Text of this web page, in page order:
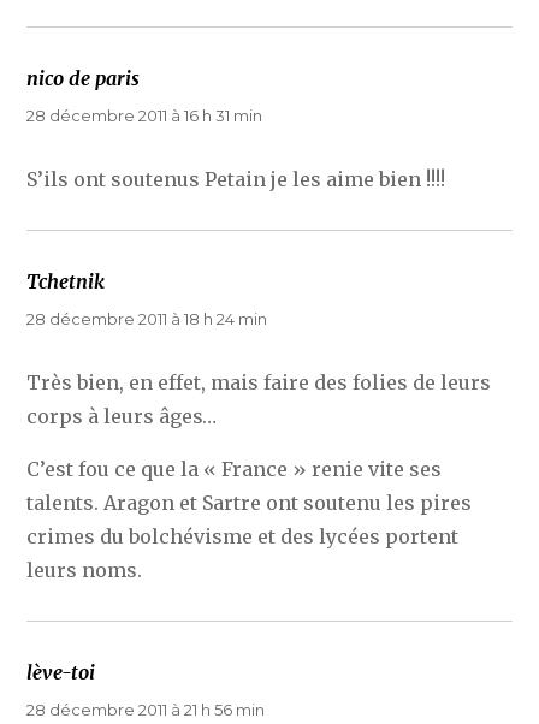
nico de paris
28 décembre 2011 à 16 h 31 min
S’ils ont soutenus Petain je les aime bien !!!!
Tchetnik
28 décembre 2011 à 18 h 24 min
Très bien, en effet, mais faire des folies de leurs
corps à leurs âges…
C’est fou ce que la « France » renie vite ses
talents. Aragon et Sartre ont soutenu les pires
crimes du bolchévisme et des lycées portent
leurs noms.
lève-toi
28 décembre 2011 à 21 h 56 min